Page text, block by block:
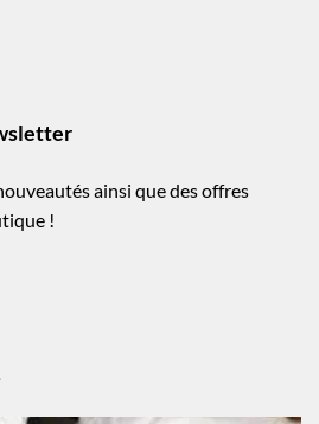
ainsi que des offres
!